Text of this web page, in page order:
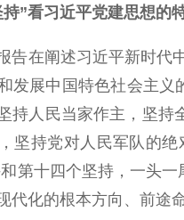
”看习近平党建思想的
在阐述习近平新时代中
发展中国特色社会主义
持人民当家作主，坚持
坚持党对人民军队的
第十四个坚持，一头
代化的根本方向、前途